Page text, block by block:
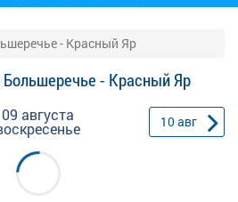
- Красный Яр
Большеречье - Красный Яр
09 августа 10авг